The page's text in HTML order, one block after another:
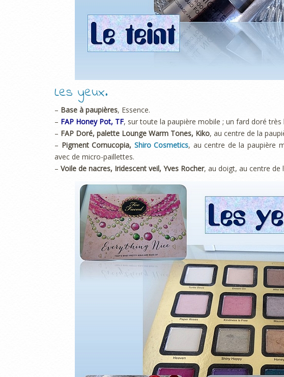
Les yeux.
– Base à paupières, Essence.
– FAP Honey Pot, TF, sur toute la paupière mobile ; un fard doré très
– FAP Doré, palette Lounge Warm Tones, Kiko, au centre de la
– Pigment Cornucopia, Shiro Cosmetics, au centre de la paupière
avec de micro-paillettes.
– Voile de nacres, Iridescent veil, Yves Rocher, au doigt, au centre de